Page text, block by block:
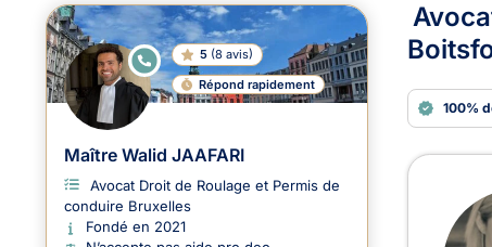
100%
E
N
LI
G
N
5 (8 avis)
Répond rapidement
Maître Walid JAAFARI
Avocat Droit de Roulage et Permis de
conduire Bruxelles
Fondé en 2021